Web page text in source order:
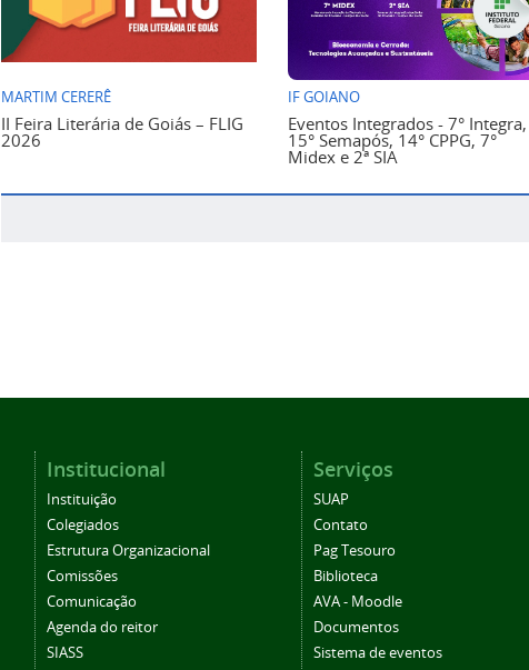
MARTIM CERERÊ
II Feira Literária de Goiás – FLIG
2026
IF GOIANO
Eventos Integrados - 7° Integra,
15° Semapós, 14° CPPG, 7°
Midex e 2ª SIA
Instituição
Estrutura Organizacional
Comissões
Comunicação
Agenda do reitor
SIASS
Eleições CS
SEI/Suap
SUAP
Contato
Pag Tesouro
Biblioteca
AVA - Moodle
Documentos
Sistema de eventos
Periódicos
Ouvidoria